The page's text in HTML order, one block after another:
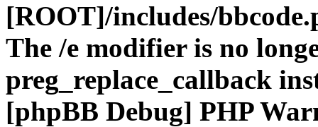
[ROOT]/includes/
The /e modifier is no
preg_replace_callback
[phpBB Debug] PHP